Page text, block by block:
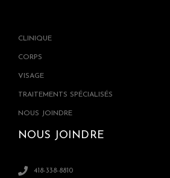
CLINIQUE
CORPS
VISAGE
TRAITEMENTS SPÉCIALISÉS
NOUS JOINDRE
NOUS JOINDRE
418-338-8810